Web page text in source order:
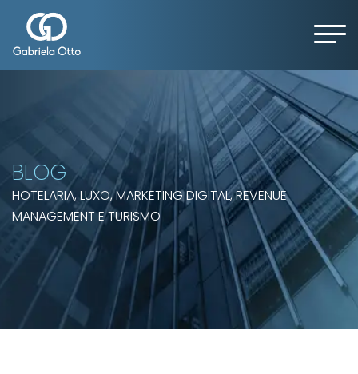
BLOG
HOTELARIA, LUXO, MARKETING DIGITAL, REVENUE
MANAGEMENT E TURISMO